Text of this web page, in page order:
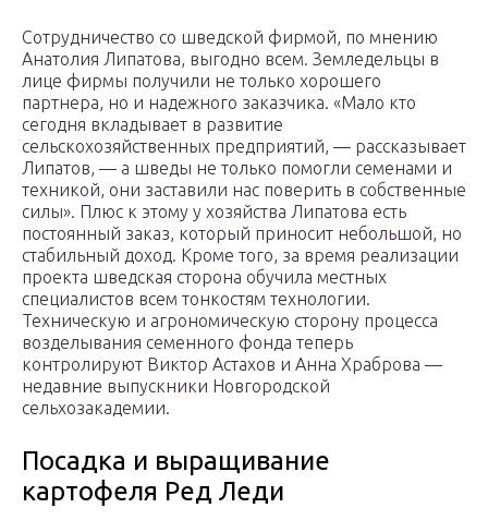
Сотрудничество со шведской фирмой, по мнению
Анатолия Липатова, выгодно всем. Земледельцы в
лице фирмы получили не только хорошего
партнера, но и надежного заказчика. «Мало кто
сегодня вкладывает в развитие
сельскохозяйственных предприятий, — рассказывает
Липатов, — а шведы не только помогли семенами и
техникой, они заставили нас поверить в собственные
силы». Плюс к этому у хозяйства Липатова есть
постоянный заказ, который приносит небольшой, но
стабильный доход. Кроме того, за время реализации
проекта шведская сторона обучила местных
специалистов всем тонкостям технологии.
Техническую и агрономическую сторону процесса
возделывания семенного фонда теперь
контролируют Виктор Астахов и Анна Храброва —
недавние выпускники Новгородской
сельхозакадемии.
Посадка и выращивание
картофеля Ред Леди